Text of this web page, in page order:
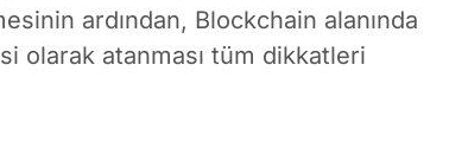
ardından, Blockchain alanında
olarak atanması tüm dikkatleri